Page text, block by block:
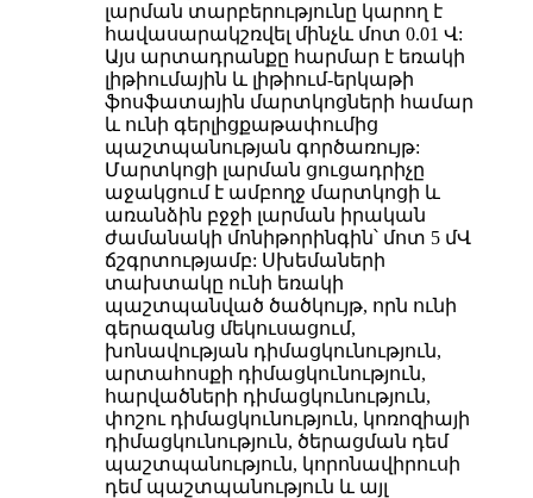
լարման տարբերությունը կարող է
հավասարակշռվել մինչև մոտ 0.01 Վ:
Այս արտադրանքը հարմար է եռակի
լիթիումային և լիթիում-երկաթի
ֆոսֆատային մարտկոցների համար
և ունի գերլիցքաթափումից
պաշտպանության գործառույթ:
Մարտկոցի լարման ցուցադրիչը
աջակցում է ամբողջ մարտկոցի և
առանձին բջջի լարման իրական
ժամանակի մոնիթորինգին՝ մոտ 5 մՎ
ճշգրտությամբ: Սխեմաների
տախտակը ունի եռակի
պաշտպանված ծածկույթ, որն ունի
գերազանց մեկուսացում,
խոնավության դիմացկունություն,
արտահոսքի դիմացկունություն,
հարվածների դիմացկունություն,
փոշու դիմացկունություն, կոռոզիայի
դիմացկունություն, ծերացման դեմ
պաշտպանություն, կորոնավիրուսի
դեմ պաշտպանություն և այլ